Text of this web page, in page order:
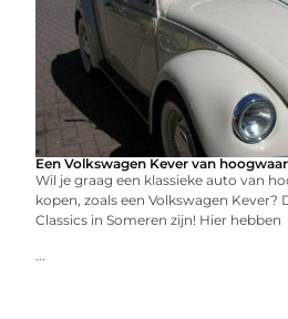
Een Volkswagen Kever van
Wil je graag een klassieke auto van
kopen, zoals een Volkswagen Kever?
Classics in Someren zijn! Hier hebben
...